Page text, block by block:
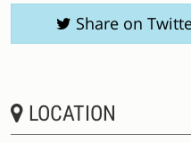
Share on
LOCATION